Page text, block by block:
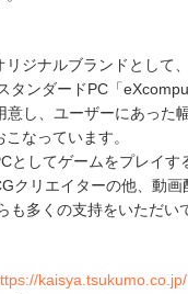
リジナルブランドとして
タンダードPC「
意し、ユーザーにあった
なっています。
としてゲームをプレイす
クリエイターの他、動
も多くの支持をいただい
kaisya.tsukumo.co.jp/